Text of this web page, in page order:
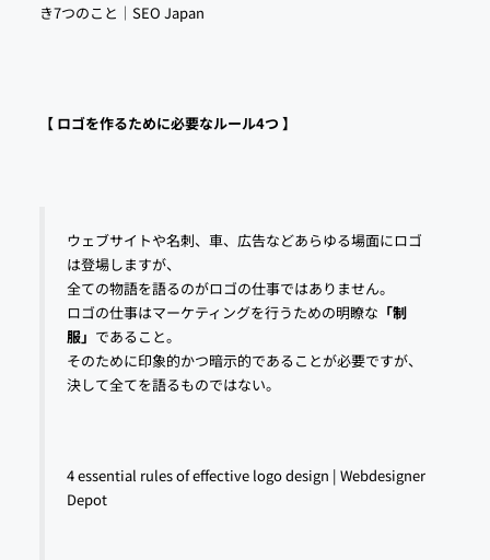
き7つのこと｜SEO Japan
【 ロゴを作るために必要なルール4つ 】
ウェブサイトや名刺、車、広告などあらゆる場面にロゴ
は登場しますが、
全ての物語を語るのがロゴの仕事ではありません。
ロゴの仕事はマーケティングを行うための明瞭な 「制
服」 であること。
そのために印象的かつ暗示的であることが必要ですが、
決して全てを語るものではない。
4 essential rules of effective logo design | Webdesigner
Depot